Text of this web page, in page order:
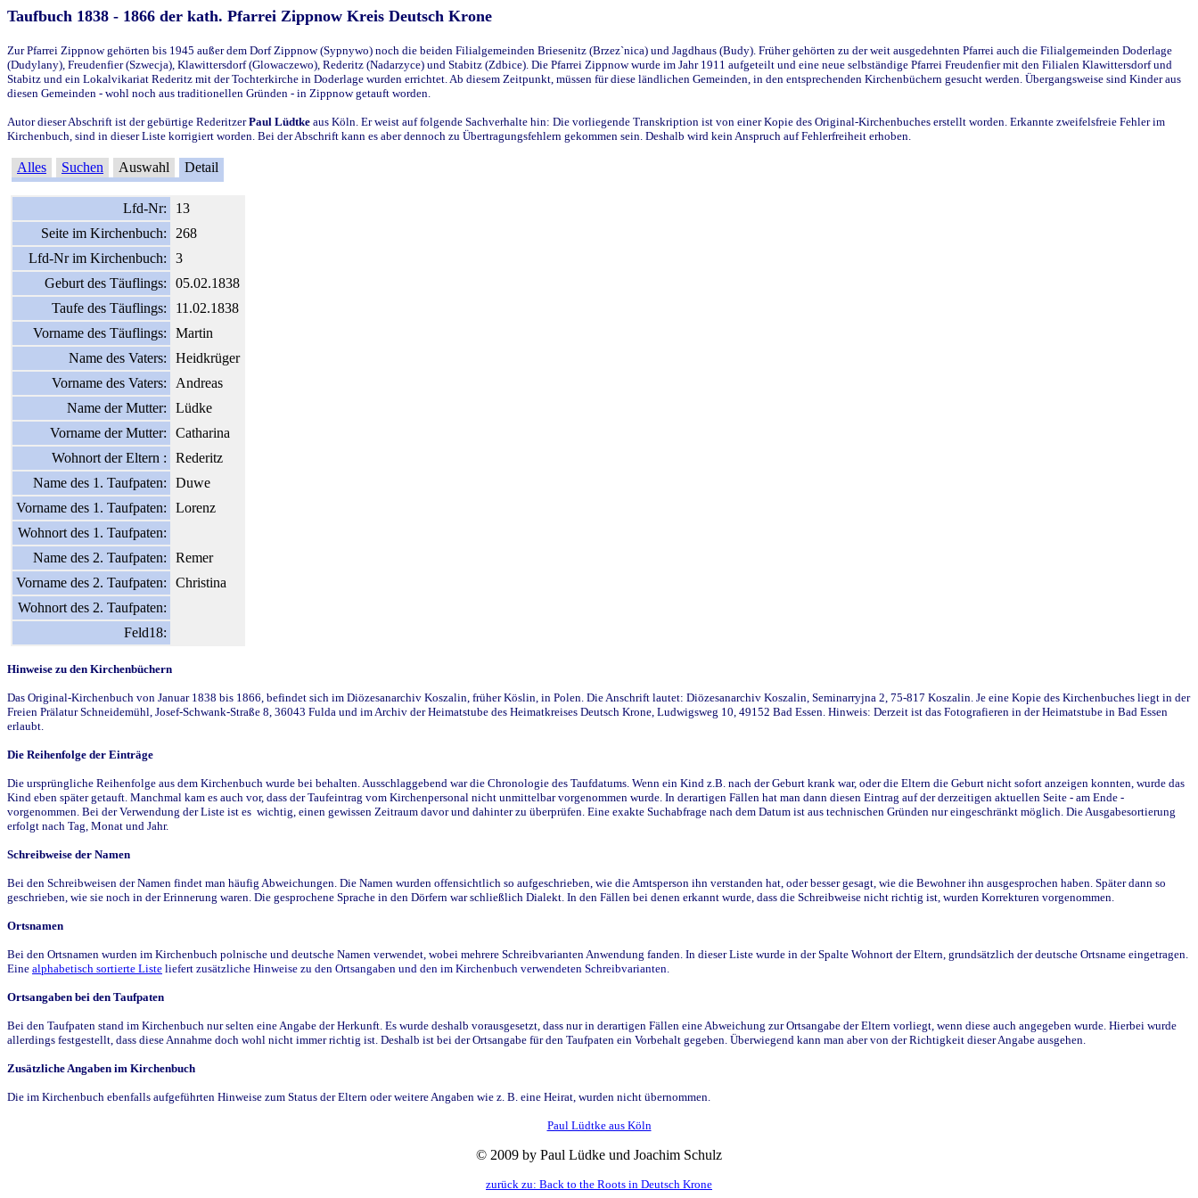
Taufbuch 1838 - 1866 der kath. Pfarrei Zippnow Kreis Deutsch Krone
Zur Pfarrei Zippnow gehörten bis 1945 außer dem Dorf Zippnow (Sypnywo) noch die beiden Filialgemeinden Briesenitz (Brzez`nica) und Jagdhaus (Budy). Früher gehörten zu der weit ausgedehnten Pfarrei auch die Filialgemeinden Doderlage
(Dudylany), Freudenfier (Szwecja), Klawittersdorf (Glowaczewo), Rederitz (Nadarzyce) und Stabitz (Zdbice). Die Pfarrei Zippnow wurde im Jahr 1911 aufgeteilt und eine neue selbständige Pfarrei Freudenfier mit den Filialen Klawittersdorf und
Stabitz und ein Lokalvikariat Rederitz mit der Tochterkirche in Doderlage wurden errichtet. Ab diesem Zeitpunkt, müssen für diese ländlichen Gemeinden, in den entsprechenden Kirchenbüchern gesucht werden. Übergangsweise sind Kinder aus
diesen Gemeinden - wohl noch aus traditionellen Gründen - in Zippnow getauft worden.
Autor dieser Abschrift ist der gebürtige RederitzerPaul Lüdtke aus Köln. Er weist auf folgende Sachverhalte hin: Die vorliegende Transkription ist von einer Kopie des Original-Kirchenbuches erstellt worden. Erkannte zweifelsfreie Fehler im
Kirchenbuch, sind in dieser Liste korrigiert worden. Bei der Abschrift kann es aber dennoch zu Übertragungsfehlern gekommen sein. Deshalb wird kein Anspruch auf Fehlerfreiheit erhoben.
Alles Suchen Auswahl Detail
Lfd-Nr:
13
Seite im Kirchenbuch:
268
Lfd-Nr im Kirchenbuch:
3
Geburt des Täuflings:
05.02.1838
Taufe des Täuflings:
11.02.1838
Vorname des Täuflings:
Martin
Name des Vaters:
Heidkrüger
Vorname des Vaters:
Andreas
Name der Mutter:
Lüdke
Vorname der Mutter:
Catharina
Wohnort der Eltern :
Rederitz
Name des 1. Taufpaten:
Duwe
Vorname des 1. Taufpaten:
Lorenz
Wohnort des 1. Taufpaten:
Name des 2. Taufpaten:
Remer
Vorname des 2. Taufpaten:
Christina
Wohnort des 2. Taufpaten:
Feld18:
Hinweise zu den Kirchenbüchern
Das Original-Kirchenbuch von Januar 1838 bis 1866, befindet sich im Diözesanarchiv Koszalin, früher Köslin, in Polen. Die Anschrift lautet: Diözesanarchiv Koszalin, Seminarryjna 2, 75-817 Koszalin. Je eine Kopie des Kirchenbuches liegt in der
Freien Prälatur Schneidemühl, Josef-Schwank-Straße 8, 36043 Fulda und im Archiv der Heimatstube des Heimatkreises Deutsch Krone, Ludwigsweg 10, 49152 Bad Essen. Hinweis: Derzeit ist das Fotografieren in der Heimatstube in Bad Essen
erlaubt.
Die Reihenfolge der Einträge
Die ursprüngliche Reihenfolge aus dem Kirchenbuch wurde bei behalten. Ausschlaggebend war die Chronologie des Taufdatums. Wenn ein Kind z.B. nach der Geburt krank war, oder die Eltern die Geburt nicht sofort anzeigen konnten, wurde das
Kind eben später getauft. Manchmal kam es auch vor, dass der Taufeintrag vom Kirchenpersonal nicht unmittelbar vorgenommen wurde. In derartigen Fällen hat man dann diesen Eintrag auf der derzeitigen aktuellen Seite - am Ende -
vorgenommen. Bei der Verwendung der Liste ist es wichtig, einen gewissen Zeitraum davor und dahinter zu überprüfen. Eine exakte Suchabfrage nach dem Datum ist aus technischen Gründen nur eingeschränkt möglich. Die Ausgabesortierung
erfolgt nach Tag, Monat und Jahr.
Schreibweise der Namen
Bei den Schreibweisen der Namen findet man häufig Abweichungen. Die Namen wurden offensichtlich so aufgeschrieben, wie die Amtsperson ihn verstanden hat, oder besser gesagt, wie die Bewohner ihn ausgesprochen haben. Später dann so
geschrieben, wie sie noch in der Erinnerung waren. Die gesprochene Sprache in den Dörfern war schließlich Dialekt. In den Fällen bei denen erkannt wurde, dass die Schreibweise nicht richtig ist, wurden Korrekturen vorgenommen.
Ortsnamen
Bei den Ortsnamen wurden im Kirchenbuch polnische und deutsche Namen verwendet, wobei mehrere Schreibvarianten Anwendung fanden. In dieser Liste wurde in der Spalte Wohnort der Eltern, grundsätzlich der deutsche Ortsname eingetragen.
Eine alphabetisch sortierte Liste liefert zusätzliche Hinweise zu den Ortsangaben und den im Kirchenbuch verwendeten Schreibvarianten.
Ortsangaben bei den Taufpaten
Bei den Taufpaten stand im Kirchenbuch nur selten eine Angabe der Herkunft. Es wurde deshalb vorausgesetzt, dass nur in derartigen Fällen eine Abweichung zur Ortsangabe der Eltern vorliegt, wenn diese auch angegeben wurde. Hierbei wurde
allerdings festgestellt, dass diese Annahme doch wohl nicht immer richtig ist. Deshalb ist bei der Ortsangabe für den Taufpaten ein Vorbehalt gegeben. Überwiegend kann man aber von der Richtigkeit dieser Angabe ausgehen.
Zusätzliche Angaben im Kirchenbuch
Die im Kirchenbuch ebenfalls aufgeführten Hinweise zum Status der Eltern oder weitere Angaben wie z. B. eine Heirat, wurden nicht übernommen.
Paul Lüdtke aus Köln
© 2009 by Paul Lüdke und Joachim Schulz
zurück zu: Back to the Roots in Deutsch Krone